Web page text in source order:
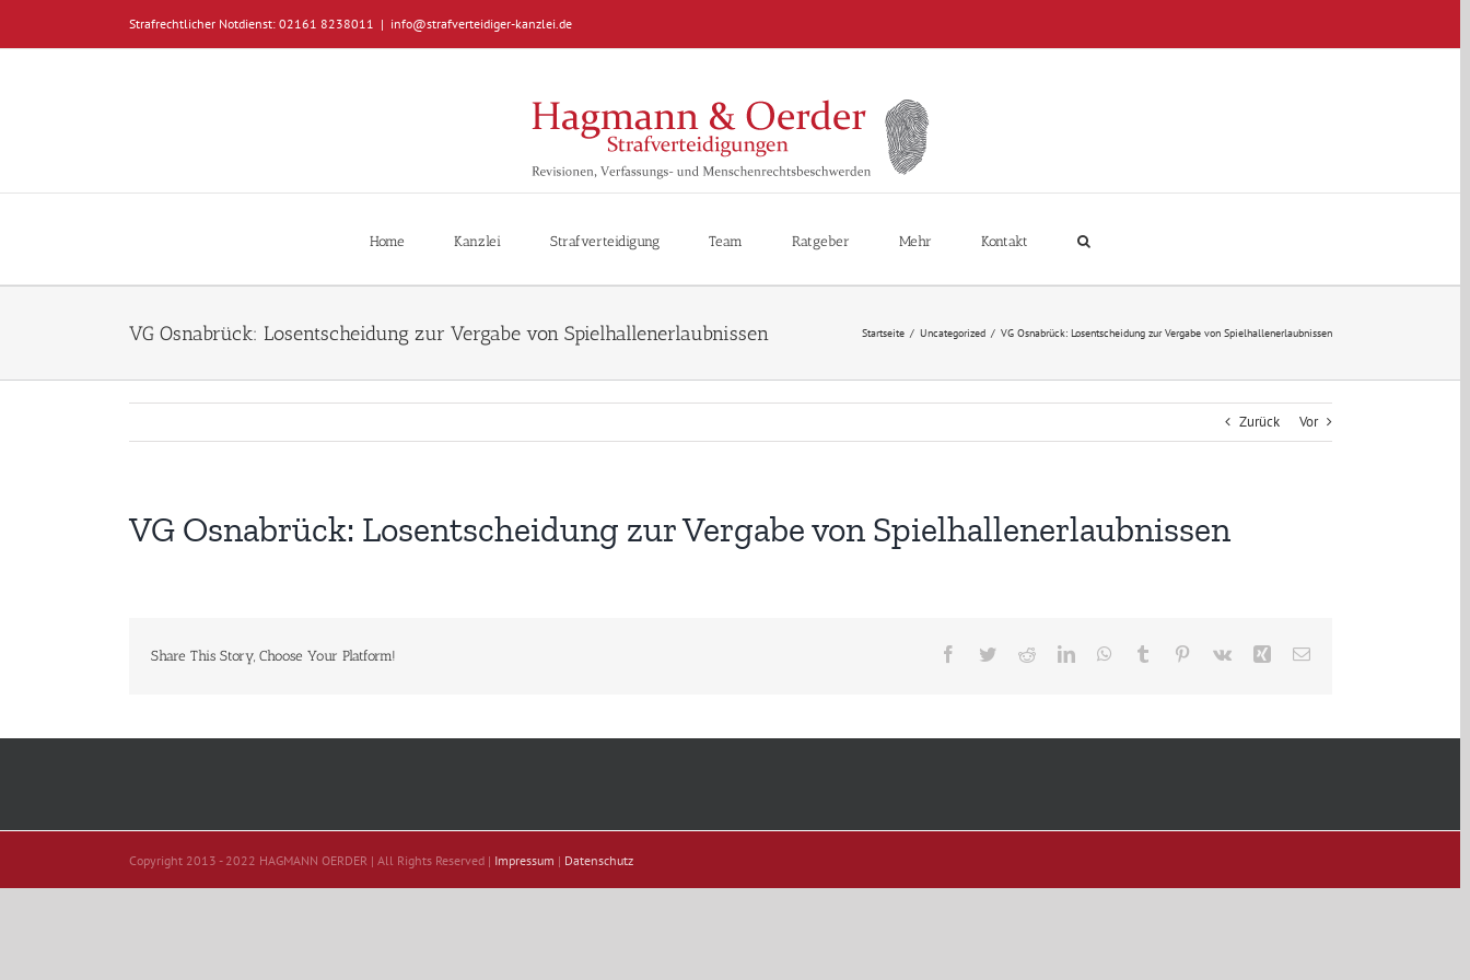
springen
Strafrechtlicher Notdienst: 02161 8238011 | info@strafverteidiger-kanzlei.de
Home Kanzlei Strafverteidigung Team Ratgeber Mehr Kontakt
VG Osnabrück: Losentscheidung zur Vergabe von Spielhallenerlaubnissen Startseite / Uncategorized / VG Osnabrück: Losentscheidung zur Vergabe von Spielhallenerlaubnissen
Zurück Vor
VG Osnabrück: Losentscheidung zur Vergabe von Spielhallenerlaubnissen
Share This Story, Choose Your Platform! Facebook
TwitterRedditLinkedInWhatsApp
Tumblr Pinterest
Vk Xing E-
Copyright 2013 - 2022 HAGMANN OERDER | All Rights Reserved | Impressum | Datenschutz